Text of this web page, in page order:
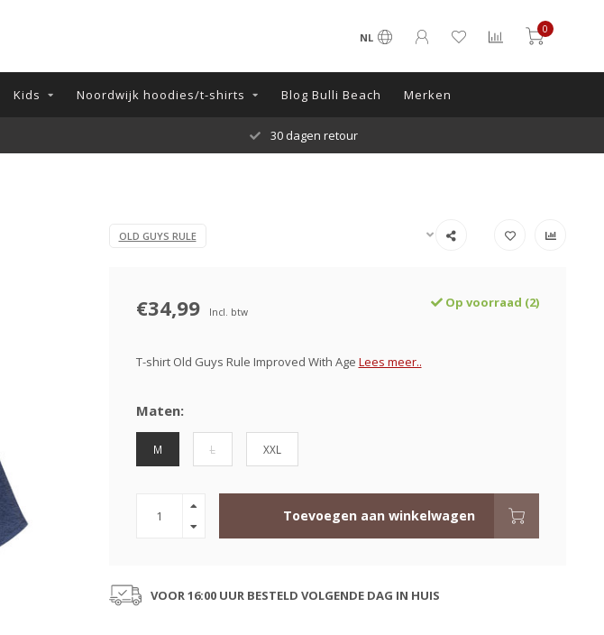
NL
0
Kids Noordwijk hoodies/t-shirts Blog Bulli Beach Merken
30 dagen retour
OLD GUYS RULE
€34,99 Incl. btw
Op voorraad (2)
T-shirt Old Guys Rule Improved With Age Lees meer..
Maten:
M L XXL
Toevoegen aan winkelwagen
VOOR 16:00 UUR BESTELD VOLGENDE DAG IN HUIS